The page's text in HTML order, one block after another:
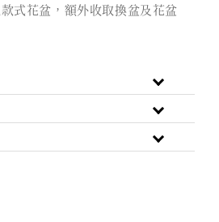
式花盆，額外收取換盆及花盆